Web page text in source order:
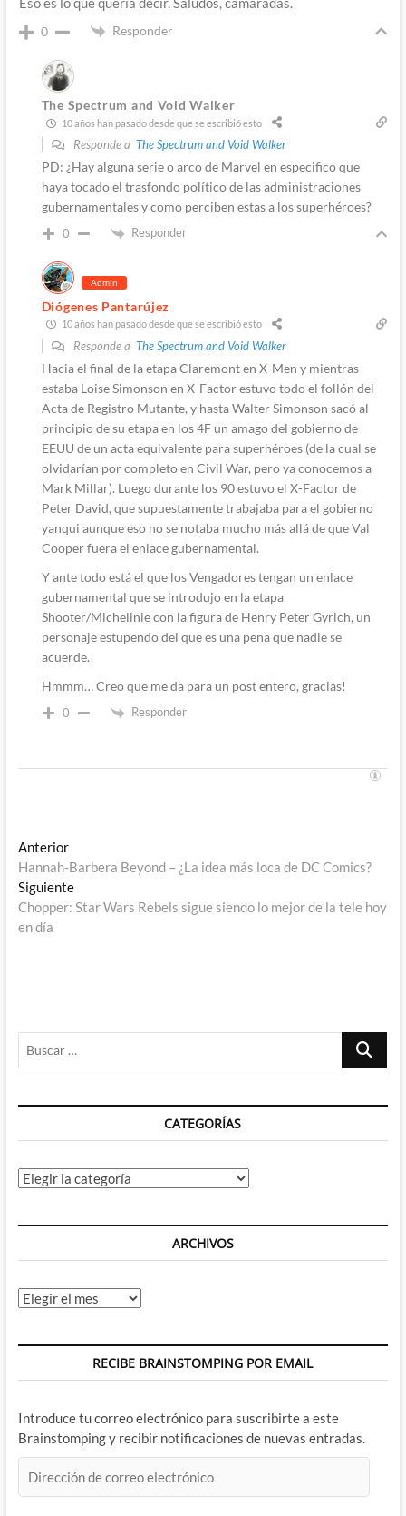
0 Responder
The Spectrum and Void Walker
10 años han pasado desde que se escribió esto
Responde a The Spectrum and Void Walker
PD: ¿Hay alguna serie o arco de Marvel en especifico que
haya tocado el trasfondo político de las administraciones
gubernamentales y como perciben estas a los superhéroes?
0 Responder
Admin
Diógenes Pantarújez
10 años han pasado desde que se escribió esto
Responde a The Spectrum and Void Walker
Hacia el final de la etapa Claremont en X-Men y mientras
estaba Loise Simonson en X-Factor estuvo todo el follón del
Acta de Registro Mutante, y hasta Walter Simonson sacó al
principio de su etapa en los 4F un amago del gobierno de
EEUU de un acta equivalente para superhéroes (de la cual se
olvidarían por completo en Civil War, pero ya conocemos a
Mark Millar). Luego durante los 90 estuvo el X-Factor de
Peter David, que supuestamente trabajaba para el gobierno
yanqui aunque eso no se notaba mucho más allá de que Val
Cooper fuera el enlace gubernamental.
Y ante todo está el que los Vengadores tengan un enlace
gubernamental que se introdujo en la etapa
Shooter/Michelinie con la figura de Henry Peter Gyrich, un
personaje estupendo del que es una pena que nadie se
acuerde.
Hmmm… Creo que me da para un post entero, gracias!
0 Responder
Navegación
de
entradas
AnteriorEntrada
anterior:
Hannah-Barbera Beyond – ¿La idea más loca de DC Comics?
SiguienteEntrada
siguiente:
Chopper: Star Wars Rebels sigue siendo lo mejor de la tele hoy
en día
Buscar
CATEGORÍAS
Categorías
ARCHIVOS
Archivos
RECIBE BRAINSTOMPING POR EMAIL
Introduce tu correo electrónico para suscribirte a este
Brainstomping y recibir notificaciones de nuevas entradas.
de